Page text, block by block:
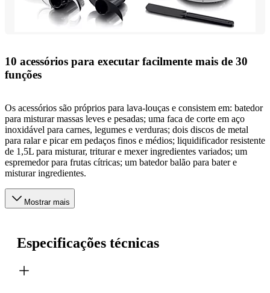
10 acessórios para executar facilmente mais de 30
funções
Os acessórios são próprios para lava-louças e consistem em: batedor
para misturar massas leves e pesadas; uma faca de corte em aço
inoxidável para carnes, legumes e verduras; dois discos de metal
para ralar e picar em pedaços finos e médios; liquidificador resistente
de 1,5L para misturar, triturar e mexer ingredientes variados; um
espremedor para frutas cítricas; um batedor balão para bater e
misturar ingredientes.
Mostrar mais
Especificações técnicas